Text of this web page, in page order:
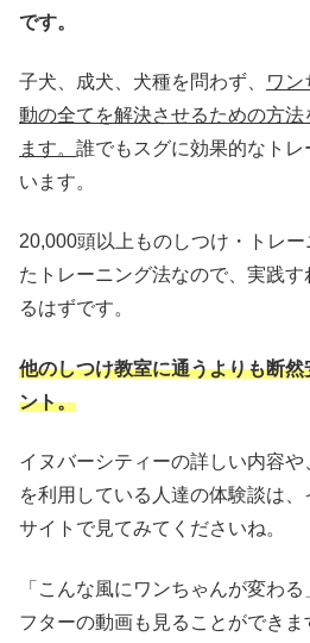
です。
子犬、成犬、犬種を問わず、
ワン
動の全てを解決させるための方
ます。 誰でもスグに効果的なト
います。
20,000頭以上ものしつけ・トレ
たトレーニング法なので、実践
るはずです。
他のしつけ教室に通うよりも断
ント。
イヌバーシティーの詳しい内容
を利用している人達の体験談は
サイトで見てみてくださいね。
「こんな風にワンちゃんが変わ
フターの動画も見ることができま